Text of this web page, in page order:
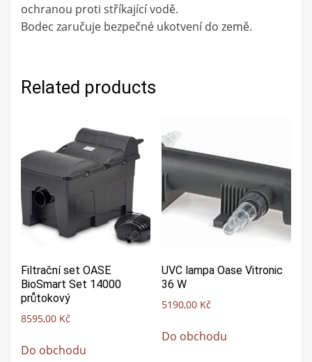
ochranou proti stříkající vodě.
Bodec zaručuje bezpečné ukotvení do země.
Related products
Filtrační set OASE
BioSmart Set 14000
průtokový
8595,00 Kč
Do obchodu
UVC lampa Oase Vitronic
36 W
5190,00 Kč
Do obchodu